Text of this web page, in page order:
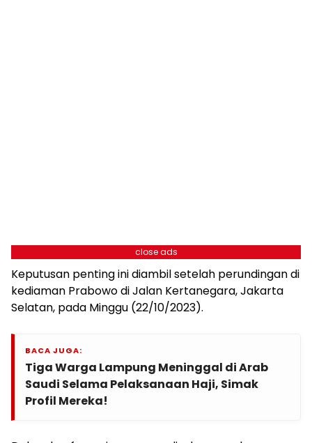
close ads
Keputusan penting ini diambil setelah perundingan di
kediaman Prabowo di Jalan Kertanegara, Jakarta
Selatan, pada Minggu (22/10/2023).
BACA JUGA:
Tiga Warga Lampung Meninggal di Arab
Saudi Selama Pelaksanaan Haji, Simak
Profil Mereka!